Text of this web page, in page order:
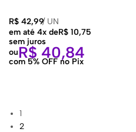
R$ 42,99/UN
em até 4x deR$ 10,75
sem juros
ouR$ 40,84
com 5% OFF no Pix
1
2